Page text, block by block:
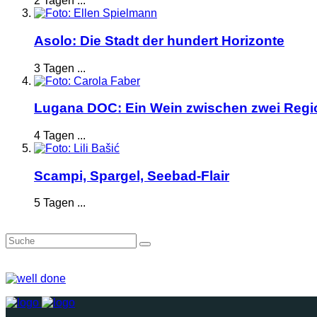
Asolo: Die Stadt der hundert Horizonte
3 Tagen ...
Lugana DOC: Ein Wein zwischen zwei
4 Tagen ...
Scampi, Spargel, Seebad-Flair
5 Tagen ...